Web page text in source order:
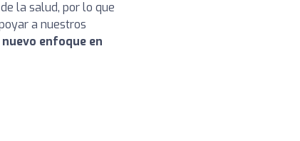
la salud, por lo que
a nuestros
enfoque en